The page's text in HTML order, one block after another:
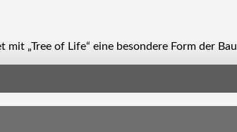
„Tree of Life“ eine besondere Form der